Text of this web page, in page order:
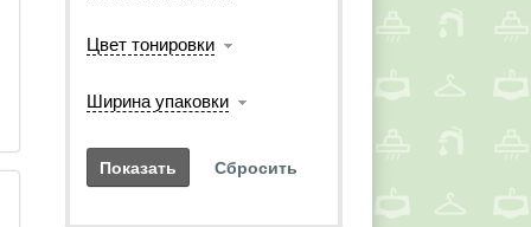
Цвет тонировки
Ширина упаковки